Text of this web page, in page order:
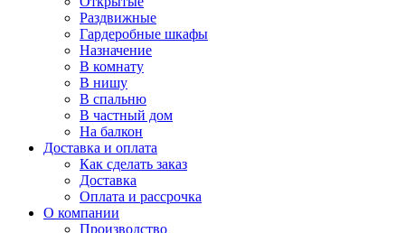
Раздвижные
Гардеробные шкафы
Назначение
В комнату
В нишу
В спальню
В частный дом
На балкон
Доставка и оплата
Как сделать заказ
Доставка
Оплата и рассрочка
О компании
Производство